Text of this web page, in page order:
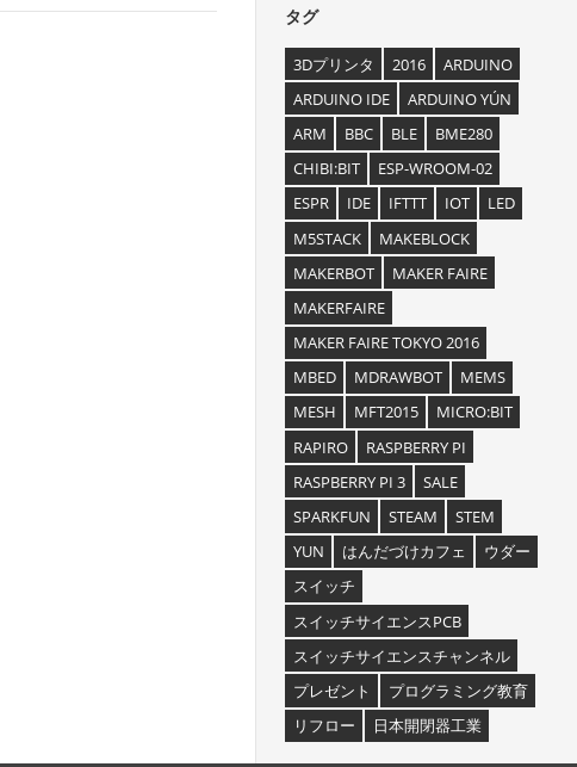
タグ
3Dプリンタ 2016
ARDUINO
ARDUINO IDE
ARDUINO YÚN
ARM
BBC BLE
BME280
CHIBI:BIT
ESP-WROOM-02
ESPR
IDE IFTTT IOT
LED
M5STACK
MAKEBLOCK
MAKERBOT
MAKER FAIRE
MAKERFAIRE
MAKER FAIRE TOKYO 2016
MBED
MDRAWBOT
MEMS
MESH
MFT2015
MICRO:BIT
RAPIRO
RASPBERRY PI
RASPBERRY PI 3
SALE
SPARKFUN
STEAM
STEM
YUN
はんだづけカフェ
ウダー
スイッチ
スイッチサイエンスPCB
スイッチサイエンスチャンネル
プレゼント
プログラミング教育
リフロー
日本開閉器工業